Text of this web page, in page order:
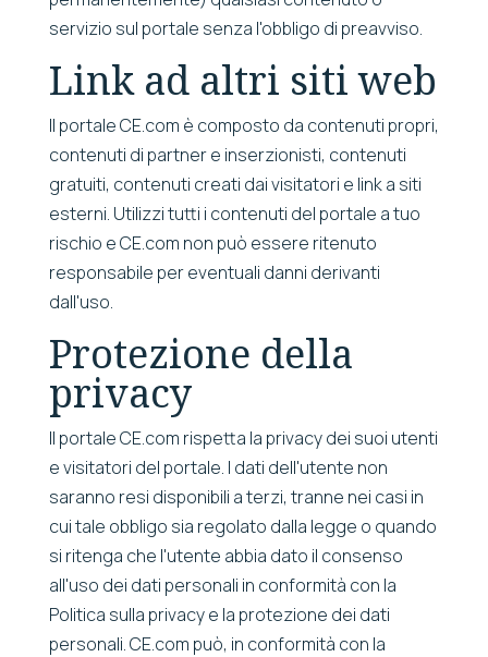
servizio sul portale senza l'obbligo di preavviso.
Link ad altri siti web
Il portale CE.com è composto da contenuti propri,
contenuti di partner e inserzionisti, contenuti
gratuiti, contenuti creati dai visitatori e link a siti
esterni. Utilizzi tutti i contenuti del portale a tuo
rischio e CE.com non può essere ritenuto
responsabile per eventuali danni derivanti
dall'uso.
Protezione della
privacy
Il portale CE.com rispetta la privacy dei suoi utenti
e visitatori del portale. I dati dell'utente non
saranno resi disponibili a terzi, tranne nei casi in
cui tale obbligo sia regolato dalla legge o quando
si ritenga che l'utente abbia dato il consenso
all'uso dei dati personali in conformità con la
Politica sulla privacy e la protezione dei dati
personali. CE.com può, in conformità con la